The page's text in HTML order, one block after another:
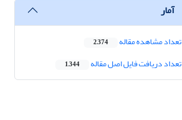
آمار
تعداد مشاهده مقاله 2,374
تعداد دریافت فایل اصل مقاله 1,344